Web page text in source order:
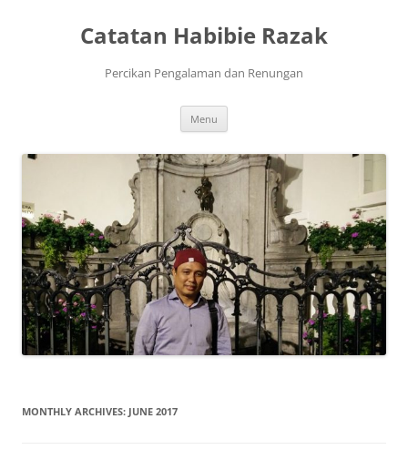
Catatan Habibie Razak
Percikan Pengalaman dan Renungan
Menu
MONTHLY ARCHIVES: JUNE 2017